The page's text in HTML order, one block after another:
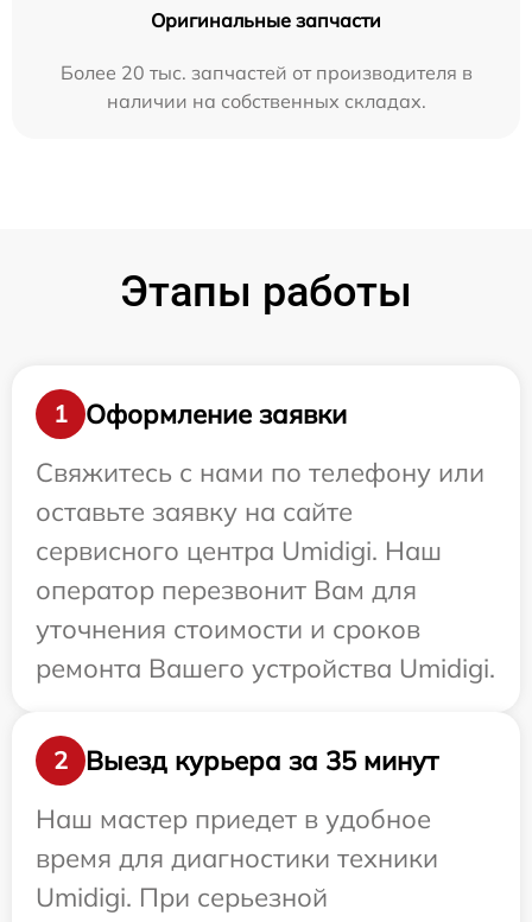
Оригинальные запчасти
Более 20 тыс. запчастей от производителя в
наличии на собственных складах.
Этапы работы
1
Оформление заявки
Свяжитесь с нами по телефону или
оставьте заявку на сайте
сервисного центра Umidigi. Наш
оператор перезвонит Вам для
уточнения стоимости и сроков
ремонта Вашего устройства Umidigi.
2
Выезд курьера за 35 минут
Наш мастер приедет в удобное
время для диагностики техники
Umidigi. При серьезной